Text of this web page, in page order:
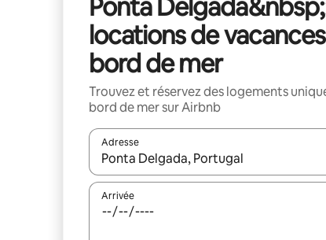
Ponta
locations de
bord de mer
Trouvez et réservez des logements
bord de mer sur Airbnb
Adresse
Lorsque les résultats s'affichent, utilisez les
Arrivée